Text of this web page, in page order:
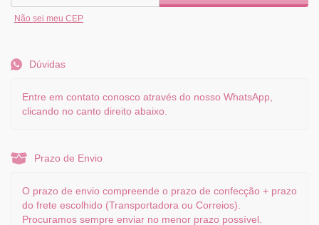
Não sei meu CEP
Dúvidas
Entre em contato conosco através do nosso WhatsApp,
clicando no canto direito abaixo.
Prazo de Envio
O prazo de envio compreende o prazo de confecção + prazo
do frete escolhido (Transportadora ou Correios).
Procuramos sempre enviar no menor prazo possível.